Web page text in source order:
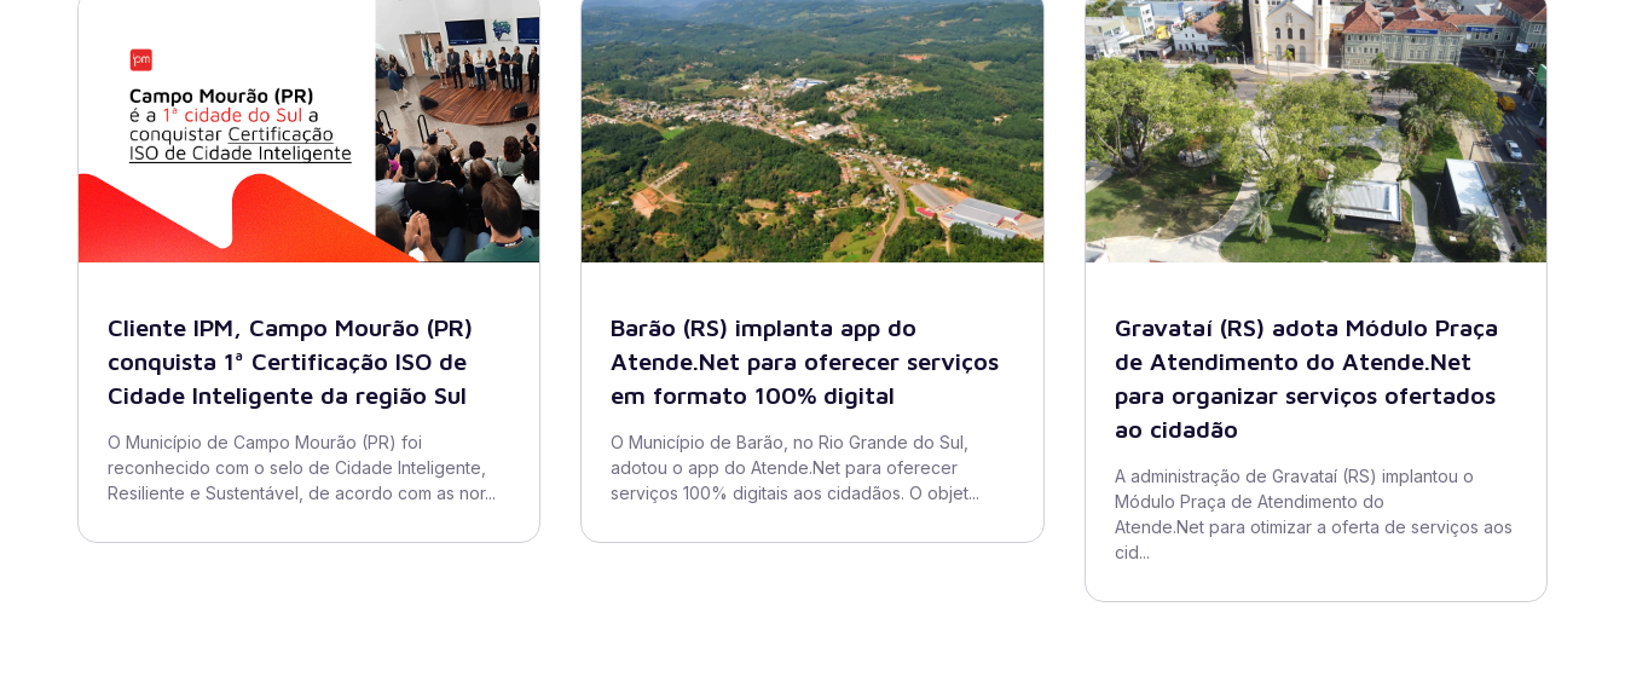
Cliente IPM, Campo Mourão (PR)
conquista 1ª Certificação ISO de
Cidade Inteligente da região Sul
O Município de Campo Mourão (PR) foi
reconhecido com o selo de Cidade Inteligente,
Resiliente e Sustentável, de acordo com as nor...
Barão (RS) implanta app do
Atende.Net para oferecer serviços
em formato 100% digital
O Município de Barão, no Rio Grande do Sul,
adotou o app do Atende.Net para oferecer
serviços 100% digitais aos cidadãos. O objet...
Gravataí (RS) adota Módulo Praça
de Atendimento do Atende.Net
para organizar serviços ofertados
ao cidadão
A administração de Gravataí (RS) implantou o
Módulo Praça de Atendimento do
Atende.Net para otimizar a oferta de serviços aos
cid...